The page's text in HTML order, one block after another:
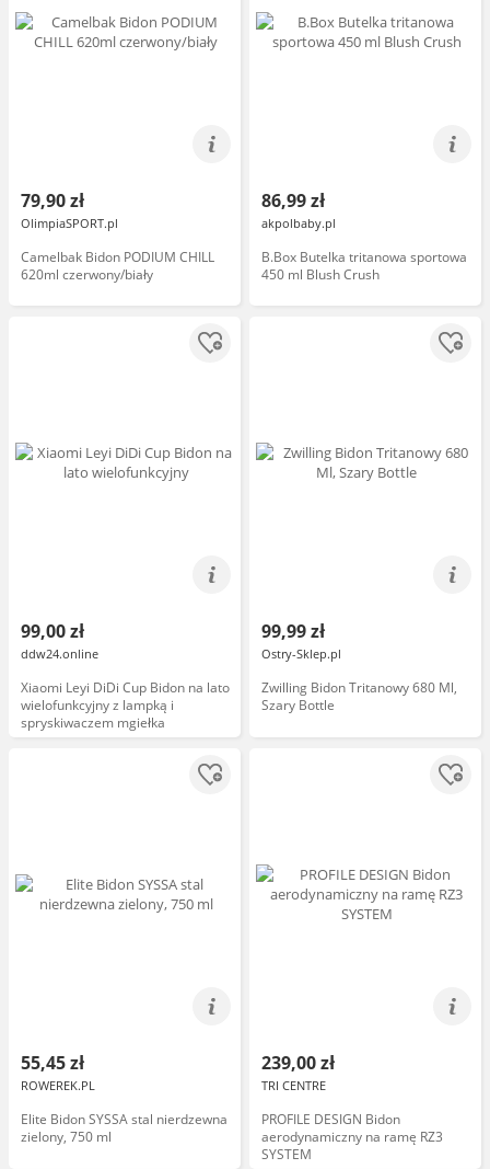
79,90 zł
OlimpiaSPORT.pl
Camelbak Bidon PODIUM CHILL
620ml czerwony/biały
86,99 zł
akpolbaby.pl
B.Box Butelka tritanowa sportowa
450 ml Blush Crush
99,00 zł
ddw24.online
Xiaomi Leyi DiDi Cup Bidon na lato
wielofunkcyjny z lampką i
spryskiwaczem mgiełka
99,99 zł
Ostry-Sklep.pl
Zwilling Bidon Tritanowy 680 Ml,
Szary Bottle
55,45 zł
ROWEREK.PL
Elite Bidon SYSSA stal nierdzewna
zielony, 750 ml
239,00 zł
TRI CENTRE
PROFILE DESIGN Bidon
aerodynamiczny na ramę RZ3
SYSTEM